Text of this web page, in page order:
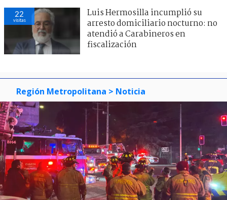
22
visitas
Luis Hermosilla incumplió su
arresto domiciliario nocturno: no
atendió a Carabineros en
fiscalización
Región Metropolitana > Noticia